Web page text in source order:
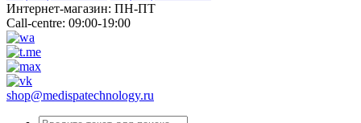
Интернет-магазин: ПН-ПТ
Call-centre: 09:00-19:00
shop@medispatechnology.ru